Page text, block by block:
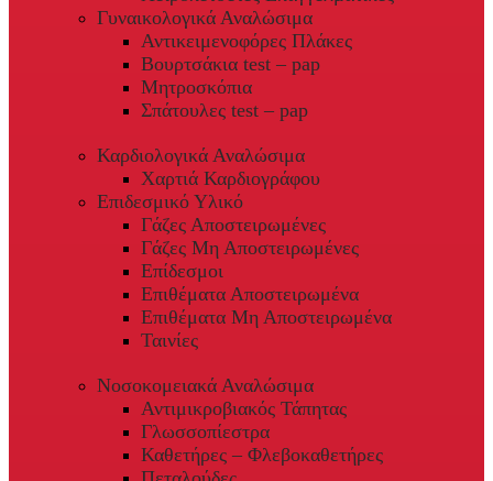
Γυναικολογικά Αναλώσιμα
Αντικειμενοφόρες Πλάκες
Βουρτσάκια test – pap
Μητροσκόπια
Σπάτουλες test – pap
Καρδιολογικά Αναλώσιμα
Χαρτιά Καρδιογράφου
Επιδεσμικό Υλικό
Γάζες Αποστειρωμένες
Γάζες Μη Αποστειρωμένες
Επίδεσμοι
Επιθέματα Αποστειρωμένα
Επιθέματα Μη Αποστειρωμένα
Ταινίες
Νοσοκομειακά Αναλώσιμα
Αντιμικροβιακός Τάπητας
Γλωσσοπίεστρα
Καθετήρες – Φλεβοκαθετήρες